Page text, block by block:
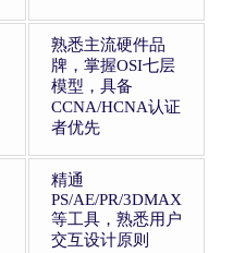
熟悉主流硬件品
牌，掌握OSI七层
模型，具备
CCNA/HCNA认证
者优先
精通
PS/AE/PR/3DMAX
等工具，熟悉用户
交互设计原则